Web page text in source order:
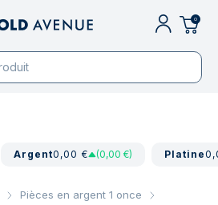
0
Argent0,00 € (0,00 €) Platine
Pièces en argent 1 once